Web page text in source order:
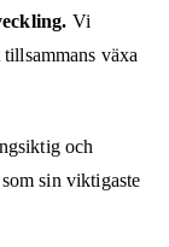
Vi
växa
och
sin viktigaste